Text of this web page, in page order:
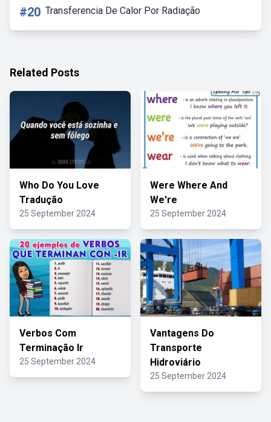
#20 Transferencia De Calor Por Radiação
Related Posts
Who Do You Love
Tradução
25 September 2024
Were Where And
We're
25 September 2024
Verbos Com
Terminação Ir
25 September 2024
Vantagens Do
Transporte
Hidroviário
25 September 2024